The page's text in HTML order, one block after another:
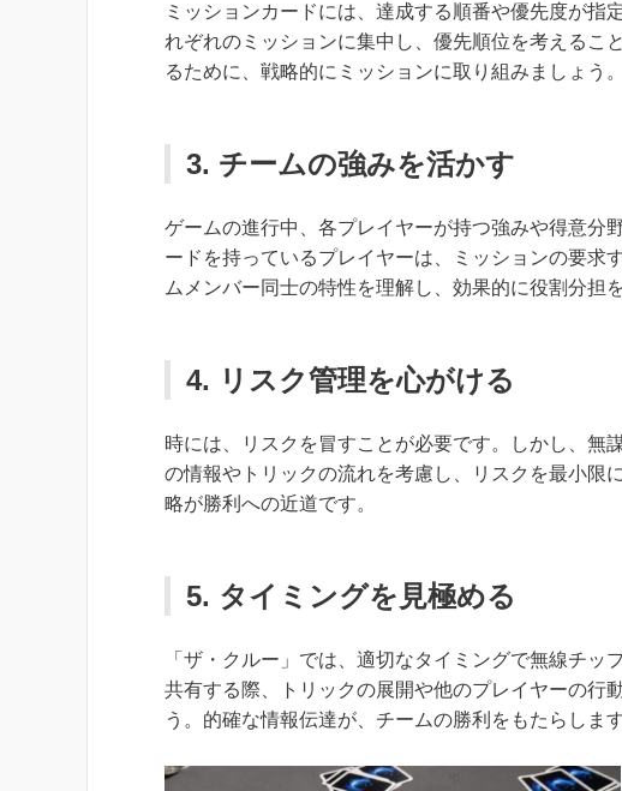
ミッションカードには、達成する順番や優先度が
れぞれのミッションに集中し、優先順位を考えるこ
るために、戦略的にミッションに取り組みましょう。
3. チームの強みを活かす
ゲームの進行中、各プレイヤーが持つ強みや得意分
ードを持っているプレイヤーは、ミッションの要求
ムメンバー同士の特性を理解し、効果的に役割分担
4. リスク管理を心がける
時には、リスクを冒すことが必要です。しかし、無
の情報やトリックの流れを考慮し、リスクを最小限
略が勝利への近道です。
5. タイミングを見極める
「ザ・クルー」では、適切なタイミングで無線チ
共有する際、トリックの展開や他のプレイヤーの行
う。的確な情報伝達が、チームの勝利をもたらします